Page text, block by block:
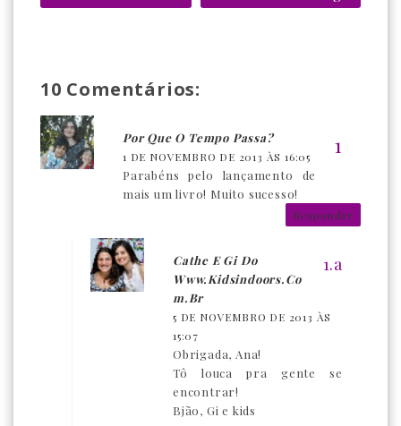
10 Comentários:
Por Que O Tempo Passa?
1 DE NOVEMBRO DE 2013 ÀS 16:05
Parabéns pelo lançamento de
mais um livro! Muito sucesso!
Responder
Cathe E Gi Do
Www.kidsindoors.co
M.br
5 DE NOVEMBRO DE 2013 ÀS
15:07
Obrigada, Ana!
Tô louca pra gente se
encontrar!
Bjão, Gi e kids